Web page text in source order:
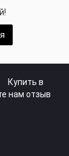
Купить в
нам отзыв